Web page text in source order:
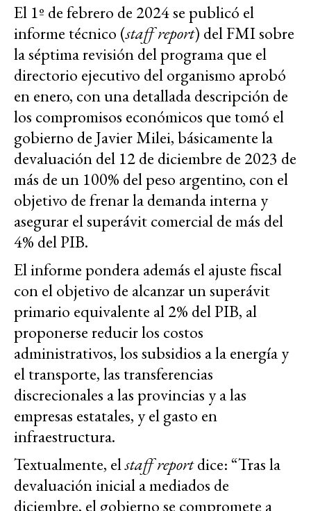
El 1º de febrero de 2024 se publicó el
informe técnico (staff report) del FMI sobre
la séptima revisión del programa que el
directorio ejecutivo del organismo aprobó
en enero, con una detallada descripción de
los compromisos económicos que tomó el
gobierno de Javier Milei, básicamente la
devaluación del 12 de diciembre de 2023 de
más de un 100% del peso argentino, con el
objetivo de frenar la demanda interna y
asegurar el superávit comercial de más del
4% del PIB.
El informe pondera además el ajuste fiscal
con el objetivo de alcanzar un superávit
primario equivalente al 2% del PIB, al
proponerse reducir los costos
administrativos, los subsidios a la energía y
el transporte, las transferencias
discrecionales a las provincias y a las
empresas estatales, y el gasto en
infraestructura.
Textualmente, elstaff reportdice: “Tras la
devaluación inicial a mediados de
diciembre, el gobierno se compromete a